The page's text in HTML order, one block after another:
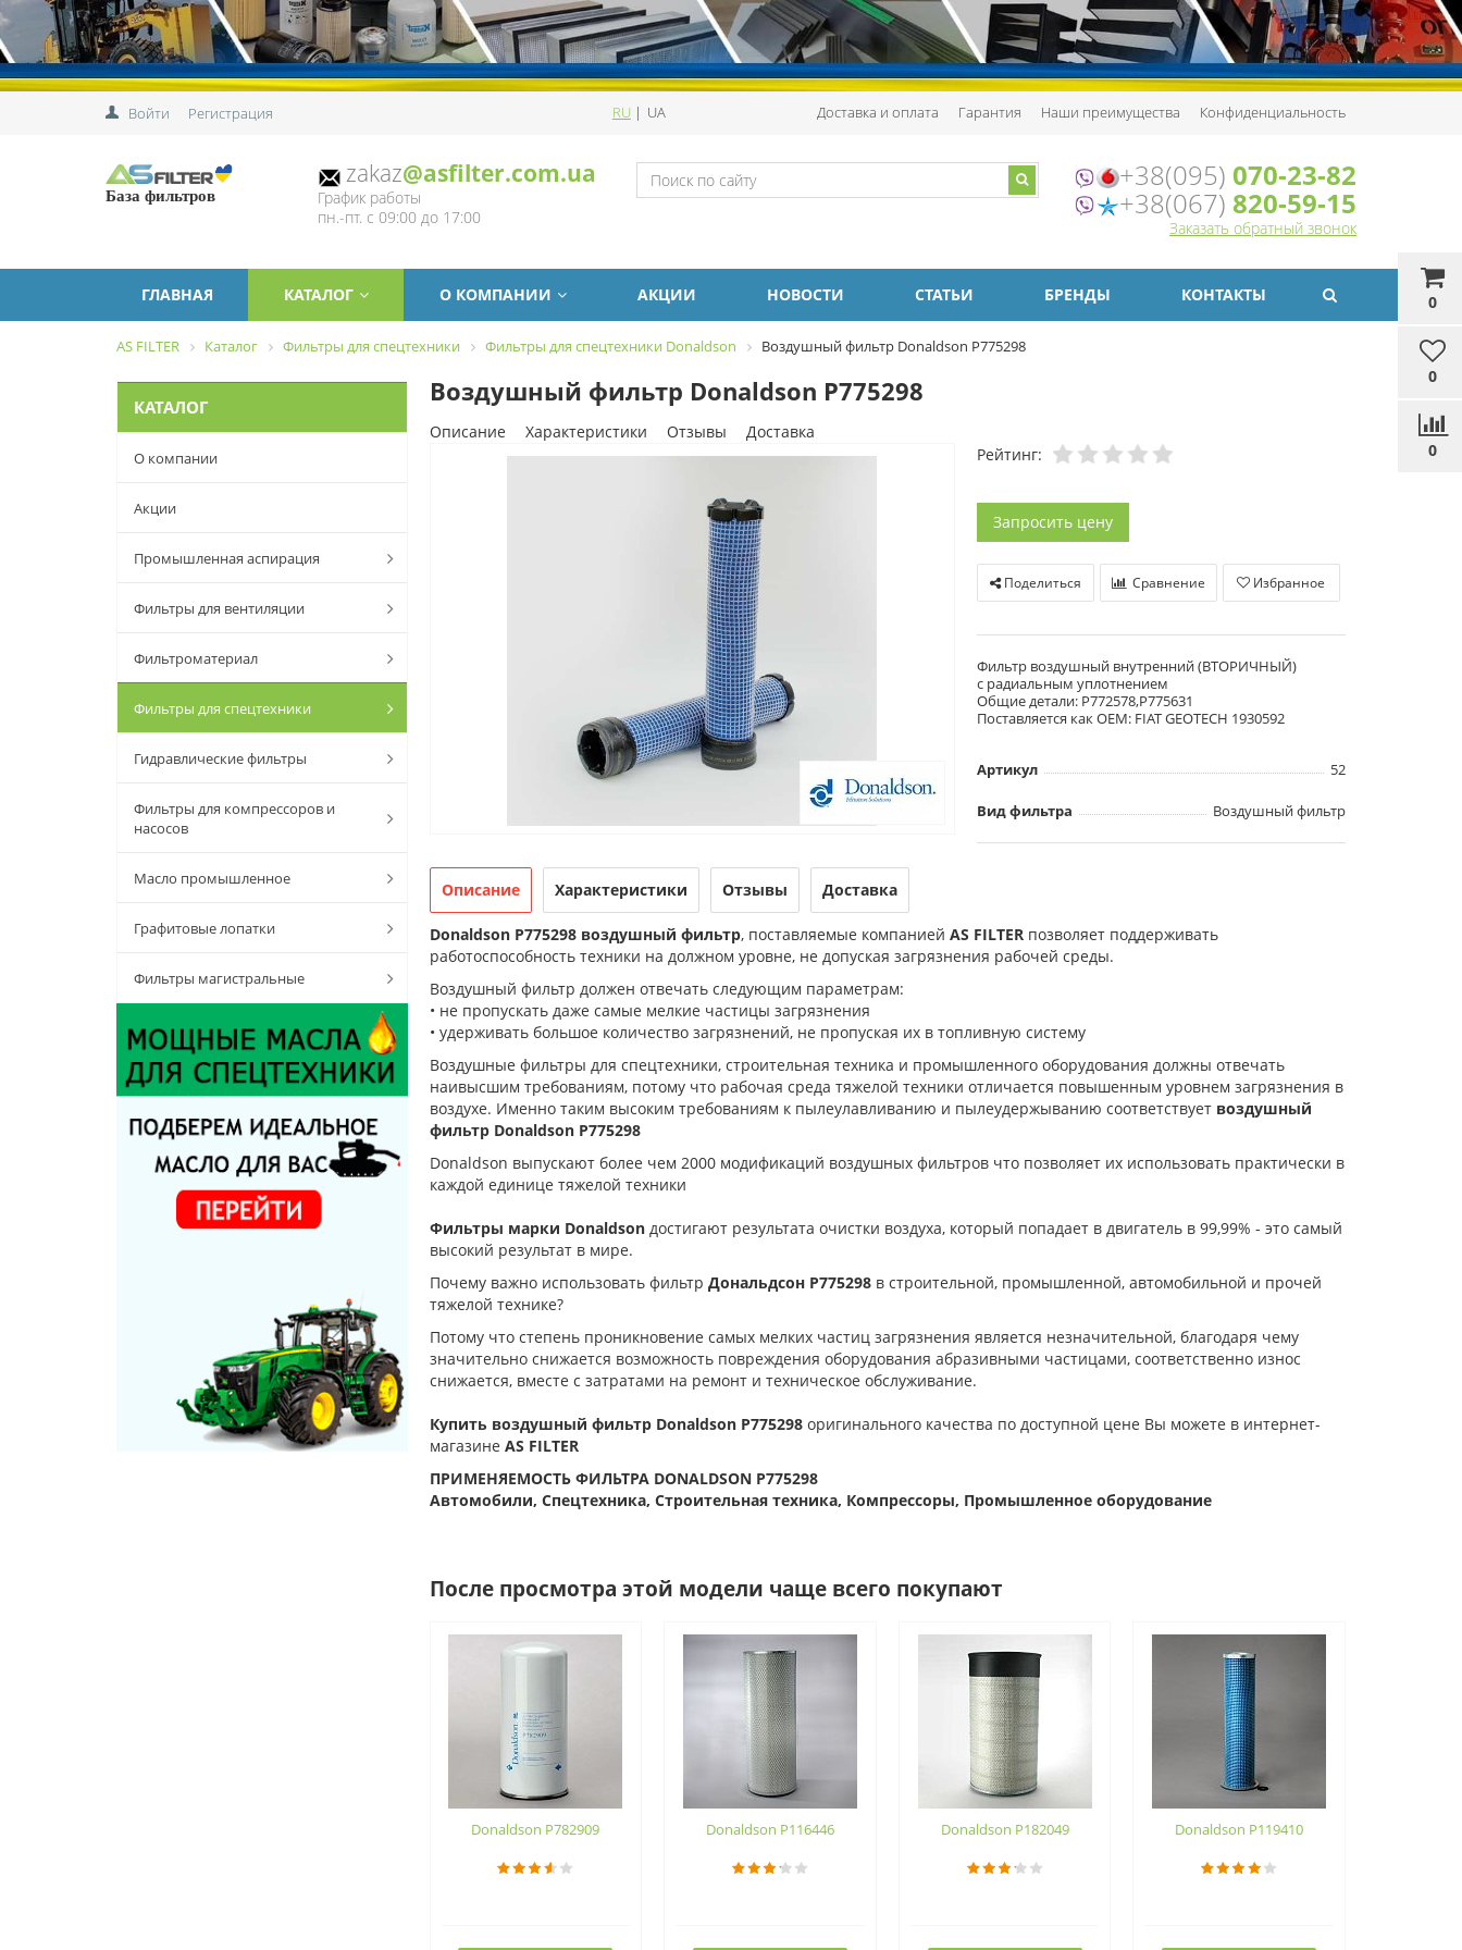
Войти Регистрация RU| UA Доставка и оплата Гарантия Наши преимущества Конфиденциальность
0
0
0
База фильтров
zakaz@asfilter.com.ua
График работы
пн.-пт. с 09:00 до 17:00
+38(095) 070-23-82
+38(067) 820-59-15
Заказать обратный звонок
ГЛАВНАЯ КАТАЛОГ О КОМПАНИИ АКЦИИ НОВОСТИ СТАТЬИ БРЕНДЫ КОНТАКТЫ
AS FILTER Каталог Фильтры для спецтехники Фильтры для спецтехники Donaldson Воздушный фильтр Donaldson P775298
КАТАЛОГ
О компании
Акции
Промышленная аспирация
Фильтры для вентиляции
Фильтроматериал
Фильтры для спецтехники
Гидравлические фильтры
Фильтры для компрессоров и
насосов
Масло промышленное
Графитовые лопатки
Фильтры магистральные
Воздушный фильтр Donaldson P775298
Описание Характеристики Отзывы
Доставка
Рейтинг:
Запросить цену
Поделиться Сравнение Избранное
Фильтр воздушный внутренний (ВТОРИЧНЫЙ)
с радиальным уплотнением
Общие детали: P772578,P775631
Поставляется как OEM: FIAT GEOTECH 1930592
Артикул 52
Вид фильтра Воздушный фильтр
Описание Характеристики Отзывы Доставка
Donaldson P775298 воздушный фильтр, поставляемые компанией AS FILTERпозволяет поддерживать
работоспособность техники на должном уровне, не допуская загрязнения рабочей среды.
Воздушный фильтр должен отвечать следующим параметрам:
• не пропускать даже самые мелкие частицы загрязнения
• удерживать большое количество загрязнений, не пропуская их в топливную систему
Воздушные фильтры для спецтехники, строительная техника и промышленного оборудования должны отвечать
наивысшим требованиям, потому что рабочая среда тяжелой техники отличается повышенным уровнем загрязнения в
воздухе. Именно таким высоким требованиям к пылеулавливанию и пылеудержыванию соответствует воздушный
фильтр Donaldson P775298
Donaldson выпускают более чем 2000 модификаций воздушных фильтров что позволяет их использовать практически в
каждой единице тяжелой техники
Фильтры марки Donaldson достигают результата очистки воздуха, который попадает в двигатель в 99,99% - это самый
высокий результат в мире.
Почему важно использовать фильтр Дональдсон P775298 в строительной, промышленной, автомобильной и прочей
тяжелой технике?
Потому что степень проникновение самых мелких частиц загрязнения является незначительной, благодаря чему
значительно снижается возможность повреждения оборудования абразивными частицами, соответственно износ
снижается, вместе с затратами на ремонт и техническое обслуживание.
Купить воздушный фильтр Donaldson P775298 оригинального качества по доступной цене Вы можете в интернет-
магазине AS FILTER
ПРИМЕНЯЕМОСТЬ ФИЛЬТРА DONALDSON P775298
Автомобили, Спецтехника, Строительная техника, Компрессоры, Промышленное оборудование
После просмотра этой модели чаще всего покупают
Donaldson P782909 Donaldson P116446 Donaldson P182049 Donaldson P119410